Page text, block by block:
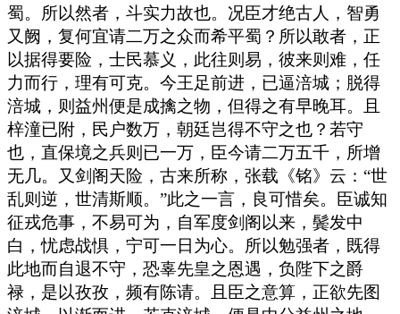
蜀。所以然者，斗实力故也。况臣才绝古人，智勇
又阙，复何宜请二万之众而希平蜀？所以敢者，正
以据得要险，士民慕义，此往则易，彼来则难，任
力而行，理有可克。今王足前进，已逼涪城；脱得
涪城，则益州便是成擒之物，但得之有早晚耳。且
梓潼已附，民户数万，朝廷岂得不守之也？若守
也，直保境之兵则已一万，臣今请二万五千，所增
无几。又剑阁天险，古来所称，张载《铭》云：“世
乱则逆，世清斯顺。”此之一言，良可惜矣。臣诚知
征戎危事，不易可为，自军度剑阁以来，鬓发中
白，忧虑战惧，宁可一日为心。所以勉强者，既得
此地而自退不守，恐辜先皇之恩遇，负陛下之爵
禄，是以孜孜，频有陈请。且臣之意算，正欲先图